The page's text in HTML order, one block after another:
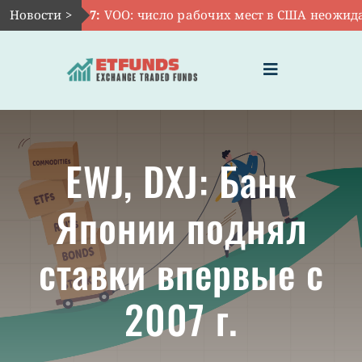
Skip
to
Новости >
Авг 7: VOO: число рабочих мест в США
Toggle
Navigation
ГЛАВНАЯ
ЧТО ТАКОЕ ETF
ИНВЕСТИЦИИ В ETF
ТЕМАТИЧЕСКИЕ ETF
АКТУАЛЬНЫЕ
EWJ, DXJ: Банк
Японии поднял
ставки впервые с
2007 г.